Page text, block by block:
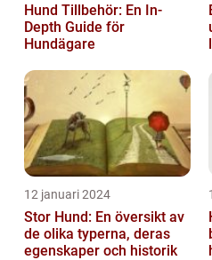
Hund Tillbehör: En In-
Depth Guide för
Hundägare
12 januari 2024
Stor Hund: En översikt av
de olika typerna, deras
egenskaper och historik